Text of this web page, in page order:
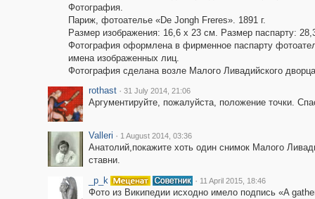
Фотография.
Париж, фотоателье «De Jongh Freres». 1891 г.
Размер изображения: 16,6 х 23 см. Размер паспарту:
Фотография оформлена в фирменное паспарту
имена изображенных лиц.
Фотография сделана возле Малого Ливадийского
rothast · 31 July 2014, 21:06
Аргументируйте, пожалуйста, положение точки.
Valleri · 1 August 2014, 03:36
Анатолий,покажите хоть один снимок Малого
ставни.
_p_k
· 11 April 2015, 18:46
Фото из Википедии исходно имело подпись «A